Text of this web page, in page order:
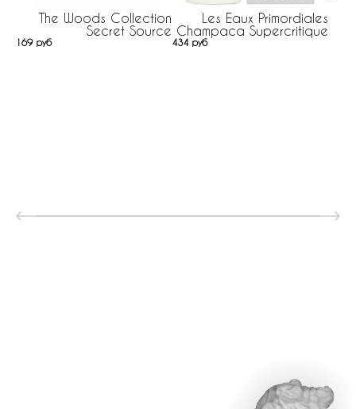
The Woods Collection
Secret Source
169 руб
Les Eaux Primordiales
Champaca Supercritique
434 руб